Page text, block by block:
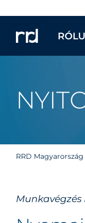
RRD Magyarország
Munkavégzés